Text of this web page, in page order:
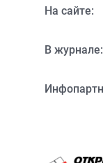
На сайте:
В журнале: